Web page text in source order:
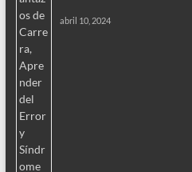
abril 10, 2024